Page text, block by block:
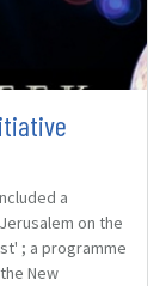
a
on the
; a programme
New